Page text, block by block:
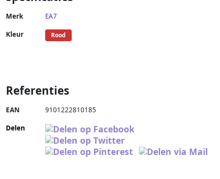
Merk EA7
Kleur Rood
Referenties
EAN 9101222810185
Delen